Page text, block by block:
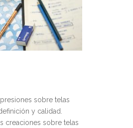
sobre telas
y calidad.
creaciones sobre telas